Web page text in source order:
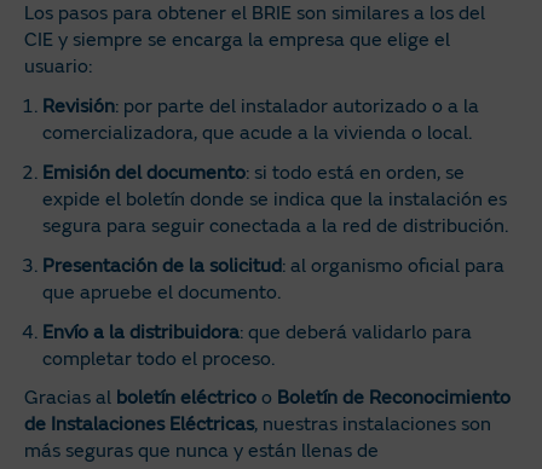
Los pasos para obtener el BRIE son similares a los del
CIE y siempre se encarga la empresa que elige el
usuario:
Revisión: por parte del instalador autorizado o a la
comercializadora, que acude a la vivienda o local.
Emisión del documento: si todo está en orden, se
expide el boletín donde se indica que la instalación es
segura para seguir conectada a la red de distribución.
Presentación de la solicitud: al organismo oficial para
que apruebe el documento.
Envío a la distribuidora: que deberá validarlo para
completar todo el proceso.
Gracias al boletín eléctrico o Boletín de Reconocimiento
de Instalaciones Eléctricas, nuestras instalaciones son
más seguras que nunca y están llenas de